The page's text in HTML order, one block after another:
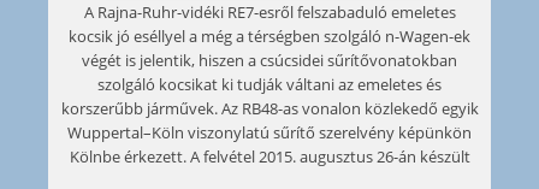
A Rajna-Ruhr-vidéki RE7-esről felszabaduló emeletes
kocsik jó eséllyel a még a térségben szolgáló n-Wagen-ek
végét is jelentik, hiszen a csúcsidei sűrítővonatokban
szolgáló kocsikat ki tudják váltani az emeletes és
korszerűbb járművek. Az RB48-as vonalon közlekedő egyik
Wuppertal–Köln viszonylatú sűrítő szerelvény képünkön
Kölnbe érkezett. A felvétel 2015. augusztus 26-án készült